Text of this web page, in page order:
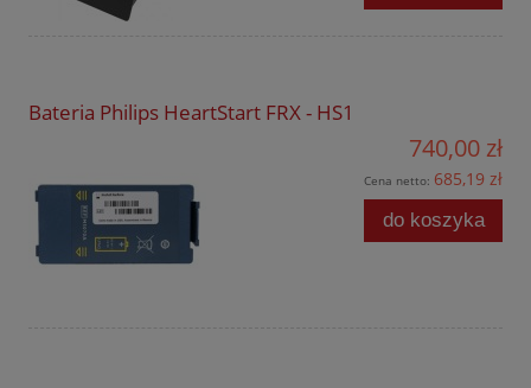
Bateria Philips HeartStart FRX - HS1
740,00 zł
Cena netto: 685,19 zł
do koszyka